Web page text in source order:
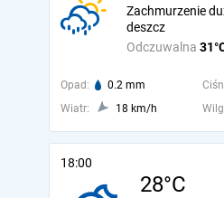
Odczuwalna
Zachmurzenie
deszcz
Opad: 0.2 mm
Wiatr:
18 km/h
18:00
28°C